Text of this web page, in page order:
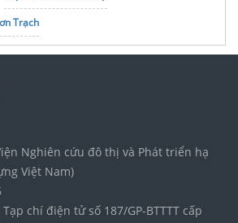
Trạch
Nghiên cứu đô thị và Phát triển hạ
Việt Nam)
chí điện tử số 187/GP-BTTTT cấp